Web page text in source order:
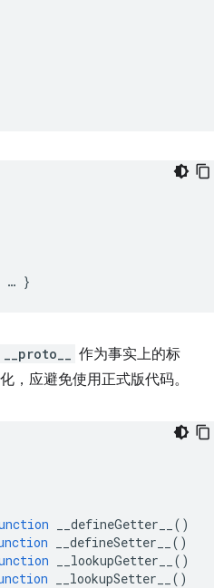
… }
__proto__
作为事实上的标
，应避免使用正式版代码。
__defineGetter__
()
__defineSetter__
()
__lookupGetter__
()
__lookupSetter__
()